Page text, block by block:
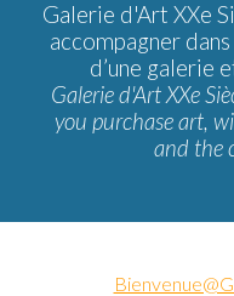
Galerie d'Art XXe
accompagner
d’une galerie
Galerie d'Art XXe
you purchase art,
and the